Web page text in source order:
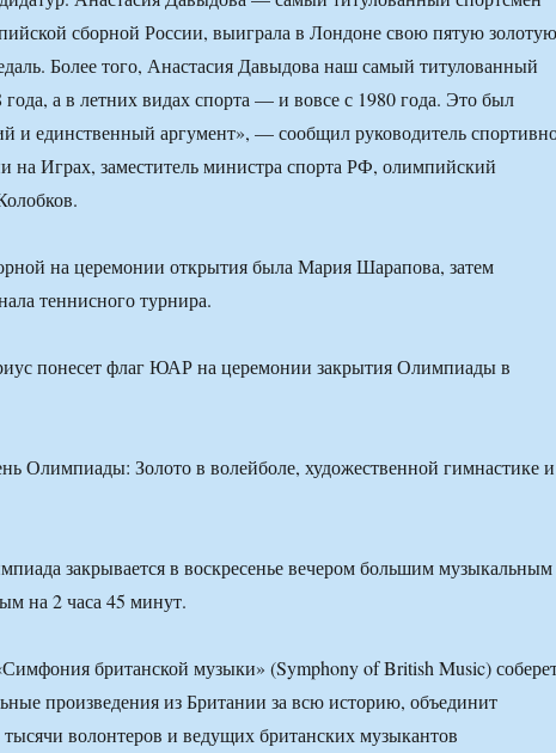
сборной России, выиграла в Лондоне свою пятую золотую
Более того, Анастасия Давыдова наш самый титулованный
а в летних видах спорта — и вовсе с 1980 года. Это был
и единственный аргумент», — сообщил руководитель
на Играх, заместитель министра спорта РФ, олимпийский
на церемонии открытия была Мария Шарапова, затем
теннисного турнира.
понесет флаг ЮАР на церемонии закрытия Олимпиады в
Олимпиады: Золото в волейболе, художественной гимнастике и
закрывается в воскресенье вечером большим музыкальным
на 2 часа 45 минут.
британской музыки» (Symphony of British Music)
произведения из Британии за всю историю, объединит
волонтеров и ведущих британских музыкантов